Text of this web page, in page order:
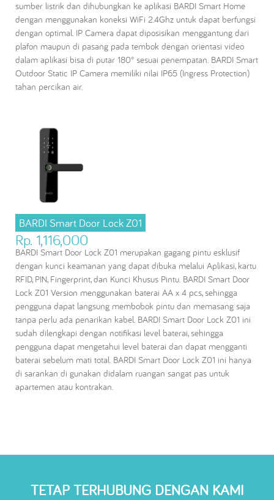
sumber listrik dan dihubungkan ke aplikasi BARDI Smart Home
dengan menggunakan koneksi WiFi 2.4Ghz untuk dapat berfungsi
dengan optimal. IP Camera dapat diposisikan menggantung dari
plafon maupun di pasang pada tembok dengan orientasi video
dalam aplikasi bisa di putar 180° sesuai penempatan. BARDI Smart
Outdoor Static IP Camera memiliki nilai IP65 (Ingress Protection)
tahan percikan air.
BARDI Smart Door Lock Z01
Rp. 1,116,000
BARDI Smart Door Lock Z01 merupakan gagang pintu esklusif
dengan kunci keamanan yang dapat dibuka melalui Aplikasi, kartu
RFID, PIN, Fingerprint, dan Kunci Khusus Pintu. BARDI Smart Door
Lock Z01 Version menggunakan baterai AA x 4 pcs, sehingga
pengguna dapat langsung membobok pintu dan memasang saja
tanpa perlu ada penarikan kabel. BARDI Smart Door Lock Z01 ini
sudah dilengkapi dengan notifikasi level baterai, sehingga
pengguna dapat mengetahui level baterai dan dapat mengganti
baterai sebelum mati total. BARDI Smart Door Lock Z01 ini hanya
di sarankan di gunakan didalam ruangan sangat pas untuk
apartemen atau kontrakan.
TETAP TERHUBUNG DENGAN KAMI